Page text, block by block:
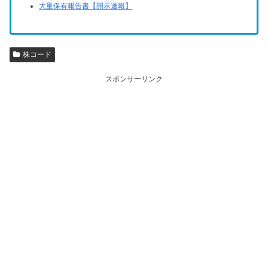
大量保有報告書【開示速報】
株コード
スポンサーリンク